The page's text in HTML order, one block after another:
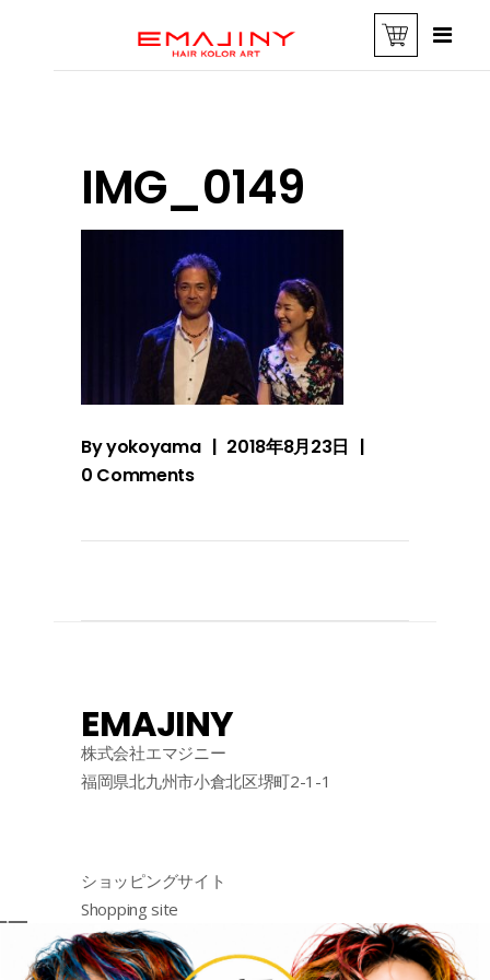
IMG_0149
Byyokoyama
2018年8月23日
0 Comments
EMAJINY
株式会社エマジニー
福岡県北九州市小倉北区堺町2-1-1
ショッピングサイト
Shopping site
购物网站
http://emajiny.jp